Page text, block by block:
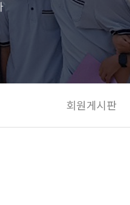
회원게시판